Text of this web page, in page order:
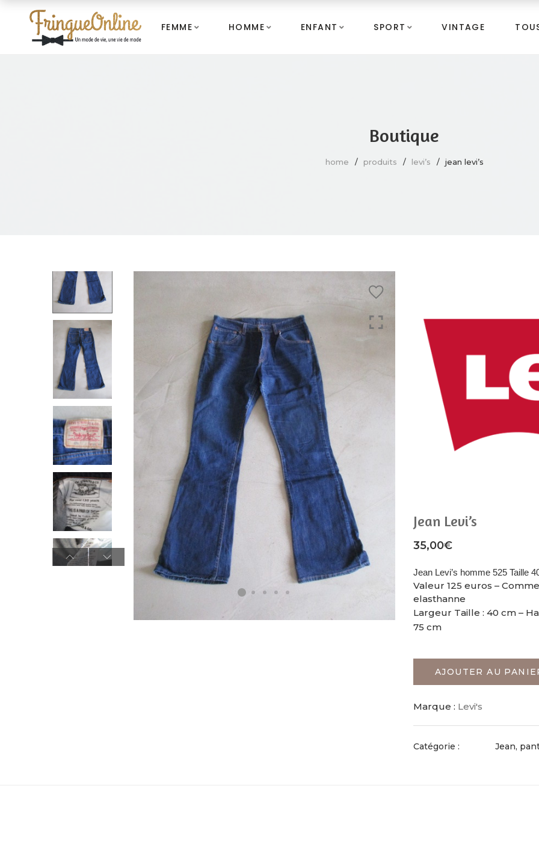
FEMME HOMME ENFANT SPORT VINTAGE
Boutique
home produits levi’s jean levi’s
Jean Levi’s
35,00€
Jean Levi’s homme 525 Taille
Valeur 125 euros –
elasthanne
Largeur Taille : 40 cm –
75 cm
AJOUTER AU
Marque : Levi's
Catégorie : Jean,